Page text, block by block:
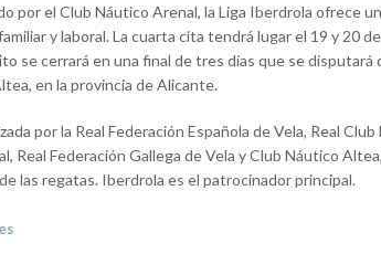
por el Club Náutico Arenal, la Liga Iberdrola ofrece
y laboral. La cuarta cita tendrá lugar el 19 y 20
se cerrará en una final de tres días que se disputará
en la provincia de Alicante.
por la Real Federación Española de Vela, Real
Real Federación Gallega de Vela y Club Náutico
las regatas. Iberdrola es el patrocinador principal.